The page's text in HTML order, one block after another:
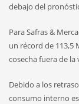
debajo del
Para Safras &
un récord de 113,5
cosecha fuera de la
Debido a los
consumo interno